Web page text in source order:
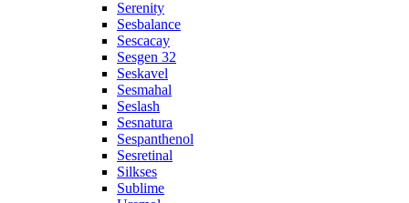
Serenity
Sesbalance
Sescacay
Sesgen 32
Seskavel
Sesmahal
Seslash
Sesnatura
Sespanthenol
Sesretinal
Silkses
Sublime